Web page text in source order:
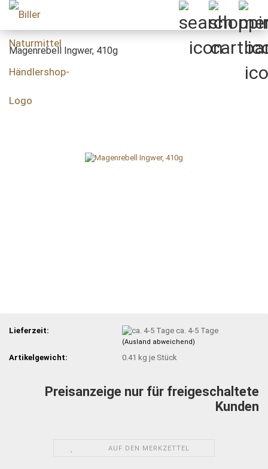
Magenrebell Ingwer, 410g
Lieferzeit: ca. 4-5 Tage
(Ausland abweichend)
Artikelgewicht: 0.41 kg je Stück
Preisanzeige nur für freigeschaltete
Kunden
AUF DEN MERKZETTEL